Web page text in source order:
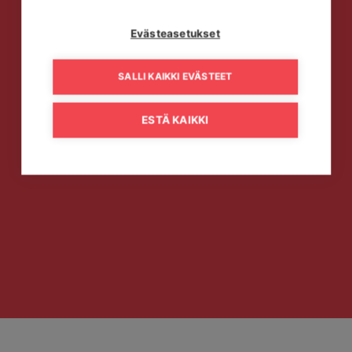
Evästeasetukset
SALLI KAIKKI EVÄSTEET
ESTÄ KAIKKI